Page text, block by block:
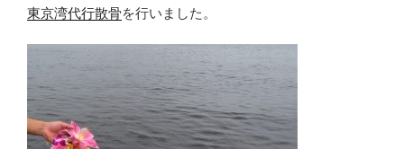
東京湾代行散骨を行いました。